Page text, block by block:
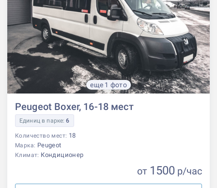
еще 1 фото
Peugeot Boxer, 16-18 мест
Единиц в парке:6
Количество мест: 18
Марка: Peugeot
Климат: Кондиционер
от 1500 р/час